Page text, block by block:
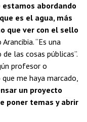
abordando
es el agua, más
que ver con el sello
“Es una
las cosas públicas”.
profesor o
me haya marcado,
un proyecto
poner temas y abrir